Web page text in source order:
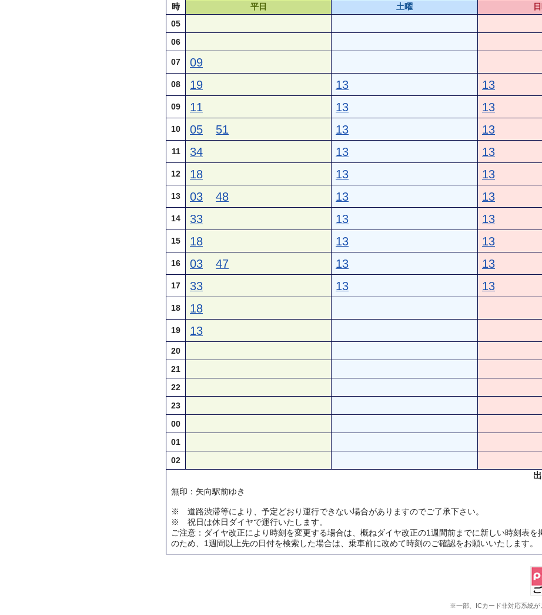
時 平日 土曜
05
06
07 09
08 19 13 13
09 11 13 13
10 05 51 13 13
11 34 13 13
12 18 13 13
13 03 48 13 13
14 33 13 13
15 18 13 13
16 03 47 13 13
17 33 13 13
18 18
19 13
20
21
22
23
00
01
02
無印：矢向駅前ゆき
※ 道路渋滞等により、予定どおり運行できない場合がありますのでご了承下さい。
※ 祝日は休日ダイヤで運行いたします。
ご注意：ダイヤ改正により時刻を変更する場合は、概ねダイヤ改正の1週間前までに新しい時刻表を
のため、1週間以上先の日付を検索した場合は、乗車前に改めて時刻のご確認をお願いいたします。
※一部、ICカード非対応系統が